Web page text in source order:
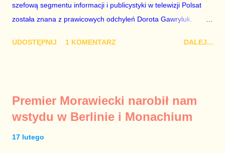
szefową segmentu informacji i publicystyki w telewizji Polsat
została znana z prawicowych odchyleń Dorota Gawryluk.
marionetka partii rządzącej, żona agenta SB, który jest obecnie
tylko tam, gdzie nie ma trudnych pytań. Taki obrót spraw
przyjmuję ze smutkiem. Właściciela Polsatu – Zygmunta
UDOSTĘPNIJ 1 KOMENTARZ DALEJ...
Premier Morawiecki narobił nam
wstydu w Berlinie i Monachium
17 lutego